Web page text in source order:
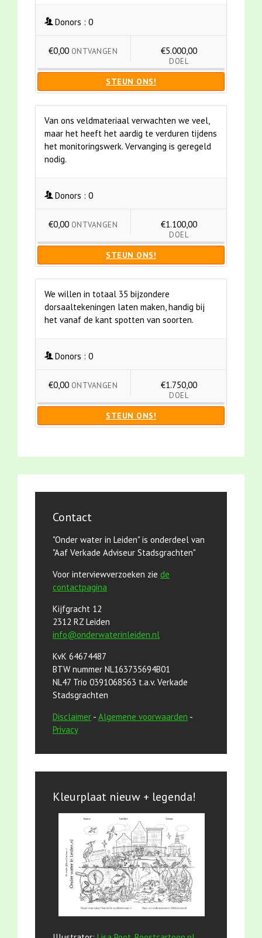
Donors : 0
€0,00 ONTVANGEN €5.000,00
DOEL
STEUN ONS!
Van ons veldmateriaal verwachten we veel,
maar het heeft het aardig te verduren tijdens
het monitoringswerk. Vervanging is geregeld
nodig.
Donors : 0
€0,00 ONTVANGEN €1.100,00
DOEL
STEUN ONS!
We willen in totaal 35 bijzondere
dorsaaltekeningen laten maken, handig bij
het vanaf de kant spotten van soorten.
Donors : 0
€0,00 ONTVANGEN €1.750,00
DOEL
STEUN ONS!
Contact
"Onder water in Leiden" is onderdeel van
"Aaf Verkade Adviseur Stadsgrachten"
Voor interviewverzoeken zie de
contactpagina
Kijfgracht 12
2312 RZ Leiden
info@onderwaterinleiden.nl
KvK 64674487
BTW nummer NL163735694B01
NL47 Trio 0391068563 t.a.v. Verkade
Stadsgrachten
Disclaimer - Algemene voorwaarden -
Privacy
Kleurplaat nieuw + legenda!